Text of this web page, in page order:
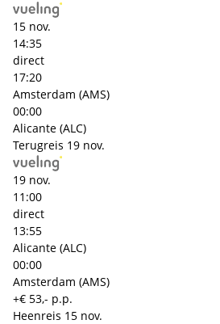
15 nov.
14:35
direct
17:20
Amsterdam (AMS)
00:00
Alicante (ALC)
Terugreis 19 nov.
19 nov.
11:00
direct
13:55
Alicante (ALC)
00:00
Amsterdam (AMS)
+€ 53,- p.p.
Heenreis 15 nov.